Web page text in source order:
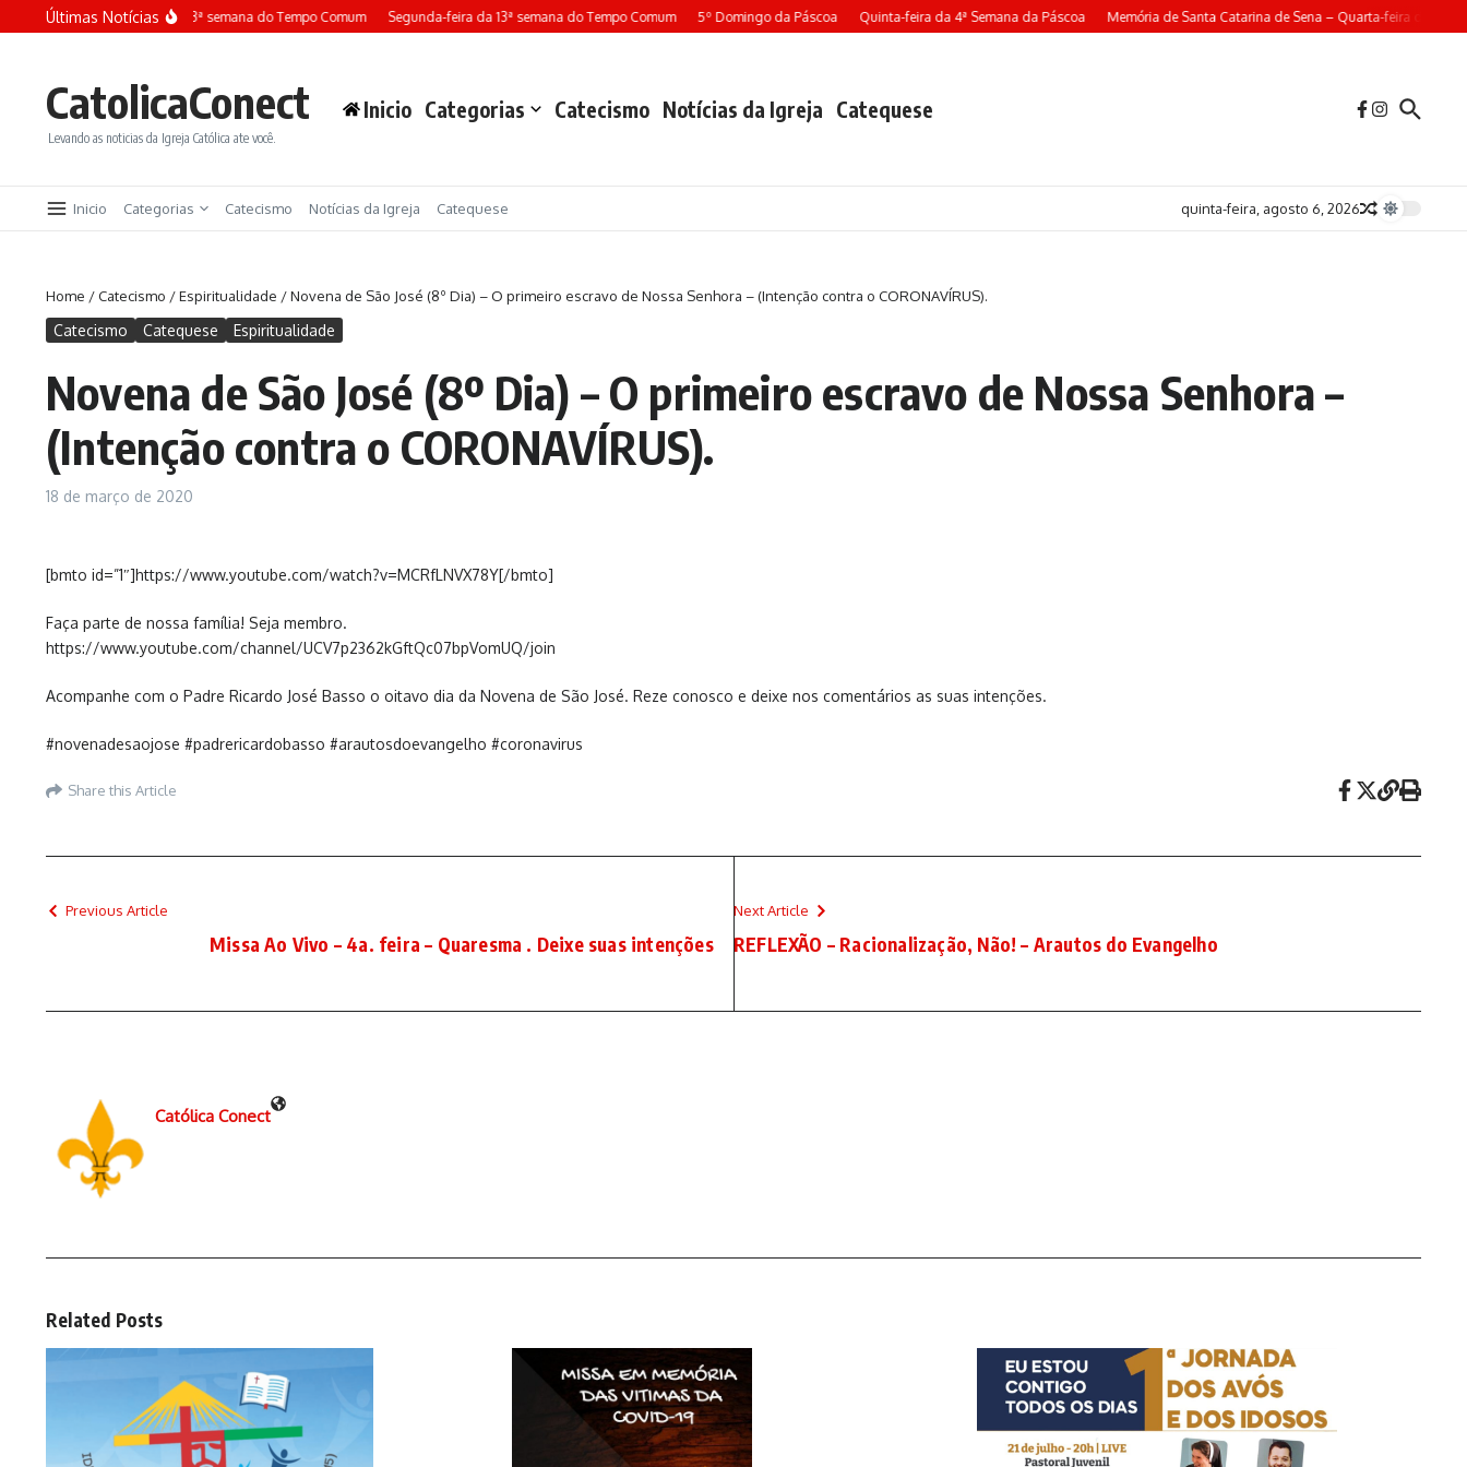
Ir para o conteúdo
Últimas Notícias
Terça-feira da 13ª semana do Tempo Comum Segunda-feira da 13ª semana do Tempo Comum 5º Domingo da Páscoa Quinta-feira da 4ª Semana da Páscoa Memória de Santa Catarina de Sena – Quarta-feira da 4ª
CatolicaConect
Levando as noticias da Igreja Católica ate você.
Inicio Categorias Catecismo Notícias da Igreja Catequese
Inicio Categorias Catecismo Notícias da Igreja Catequese quinta-feira, agosto 6, 2026
Home /Catecismo /Espiritualidade /Novena de São José (8º Dia) – O primeiro escravo de Nossa Senhora – (Intenção contra o CORONAVÍRUS).
Catecismo Catequese Espiritualidade
Novena de São José (8º Dia) – O primeiro escravo de Nossa Senhora –
(Intenção contra o CORONAVÍRUS).
18 de março de 2020
[bmto id=”1″]https://www.youtube.com/watch?v=MCRfLNVX78Y[/bmto]
Faça parte de nossa família! Seja membro.
https://www.youtube.com/channel/UCV7p2362kGftQc07bpVomUQ/join
Acompanhe com o Padre Ricardo José Basso o oitavo dia da Novena de São José. Reze conosco e deixe nos comentários as suas intenções.
#novenadesaojose #padrericardobasso #arautosdoevangelho #coronavirus
Share this Article
Previous Article
Missa Ao Vivo – 4a. feira – Quaresma . Deixe suas intenções
Next Article
REFLEXÃO – Racionalização, Não! – Arautos do Evangelho
Católica Conect
Related Posts